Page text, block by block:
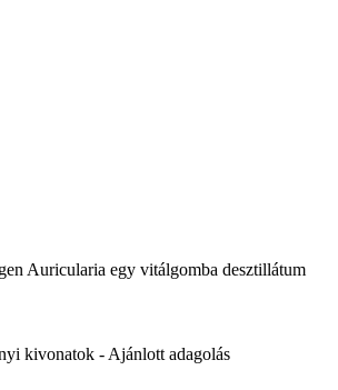
Auricularia egy vitálgomba desztillátum
kivonatok - Ajánlott adagolás